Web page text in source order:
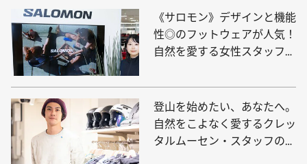
《サロモン》デザインと機能
性◎のフットウェアが人気！
自然を愛する女性スタッフが
登山を始めたい、あなたへ。
自然をこよなく愛するクレッ
タルムーセン・スタッフの愛